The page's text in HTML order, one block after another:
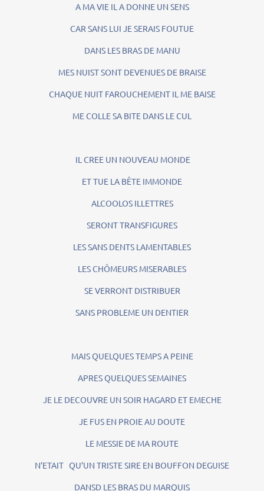
A MA VIE IL A DONNE UN SENS
CAR SANS LUI JE SERAIS FOUTUE
DANS LES BRAS DE MANU
MES NUIST SONT DEVENUES DE BRAISE
CHAQUE NUIT FAROUCHEMENT IL ME BAISE
ME COLLE SA BITE DANS LE CUL
IL CREE UN NOUVEAU MONDE
ET TUE LA BÊTE IMMONDE
ALCOOLOS ILLETTRES
SERONT TRANSFIGURES
LES SANS DENTS LAMENTABLES
LES CHÔMEURS MISERABLES
SE VERRONT DISTRIBUER
SANS PROBLEME UN DENTIER
MAIS QUELQUES TEMPS A PEINE
APRES QUELQUES SEMAINES
JE LE DECOUVRE UN SOIR HAGARD ET EMECHE
JE FUS EN PROIE AU DOUTE
LE MESSIE DE MA ROUTE
N’ETAIT QU’UN TRISTE SIRE EN BOUFFON DEGUISE
DANSD LES BRAS DU MARQUIS